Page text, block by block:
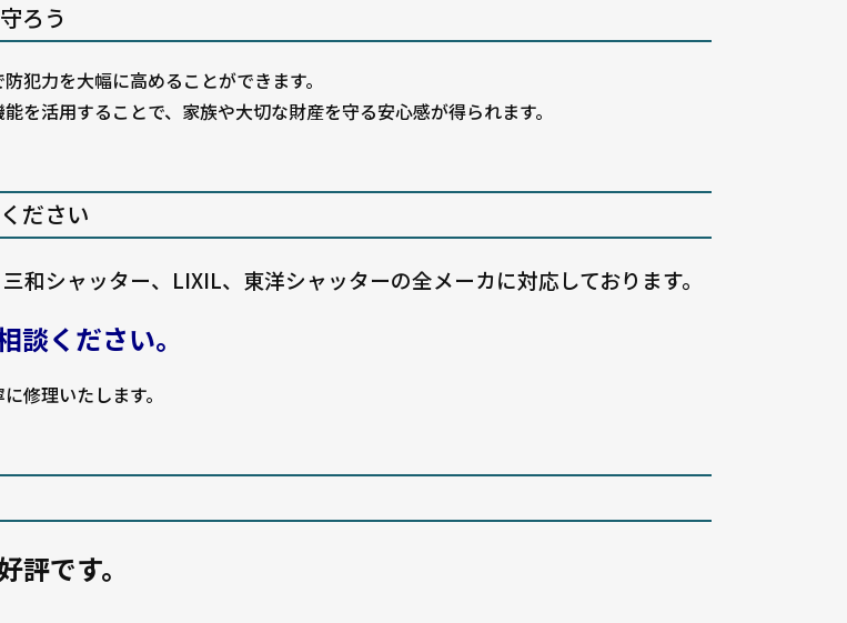
ろう
犯力を大幅に高めることができます。
活用することで、家族や大切な財産を守る安心感が得られます。
ださい
和シャッター、LIXIL、東洋シャッターの全メーカに対応しております。
ください。
修理いたします。
です。